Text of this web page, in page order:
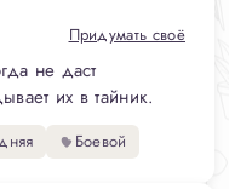
Придумать своё
не даст
их в тайник.
Боевой